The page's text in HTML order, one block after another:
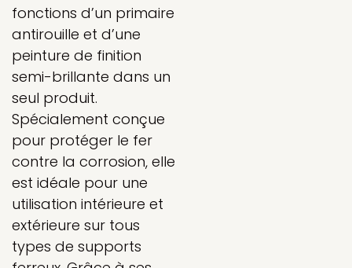
fonctions d’un primaire
antirouille et d’une
peinture de finition
semi-brillante dans un
seul produit.
Spécialement conçue
pour protéger le fer
contre la corrosion, elle
est idéale pour une
utilisation intérieure et
extérieure sur tous
types de supports